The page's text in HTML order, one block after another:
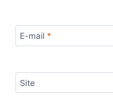
E-mail *
Site